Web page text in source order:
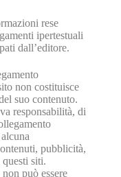
rese
ipertestuali
dall’editore.
non costituisce
suo contenuto.
responsabilità, di
pubblicità,
siti.
può essere